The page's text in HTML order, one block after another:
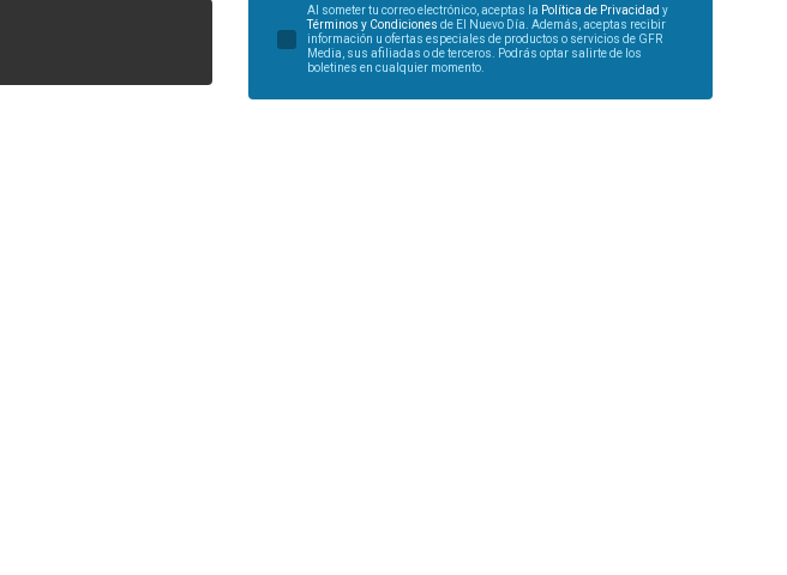
Al someter tu correo electrónico, aceptas la Política de Privacidad y
Términos y Condiciones de El Nuevo Día. Además, aceptas recibir
información u ofertas especiales de productos o servicios de GFR
Media, sus afiliadas o de terceros. Podrás optar salirte de los
boletines en cualquier momento.